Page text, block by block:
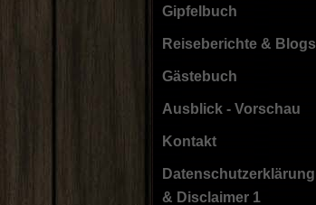
Gipfelbuch
Reiseberichte & Blogs
Gästebuch
Ausblick - Vorschau
Kontakt
Datenschutzerklärung
& Disclaimer 1